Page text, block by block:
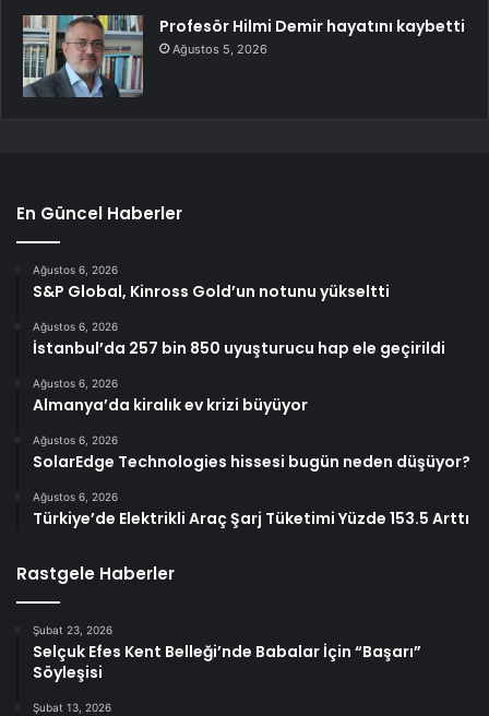
Profesör Hilmi Demir hayatını kaybetti
Ağustos 5, 2026
En Güncel Haberler
Ağustos 6, 2026
S&P Global, Kinross Gold’un notunu yükseltti
Ağustos 6, 2026
İstanbul’da 257 bin 850 uyuşturucu hap ele geçirildi
Ağustos 6, 2026
Almanya’da kiralık ev krizi büyüyor
Ağustos 6, 2026
SolarEdge Technologies hissesi bugün neden düşüyor?
Ağustos 6, 2026
Türkiye’de Elektrikli Araç Şarj Tüketimi Yüzde 153.5 Arttı
Rastgele Haberler
Şubat 23, 2026
Selçuk Efes Kent Belleği’nde Babalar İçin “Başarı”
Söyleşisi
Şubat 13, 2026